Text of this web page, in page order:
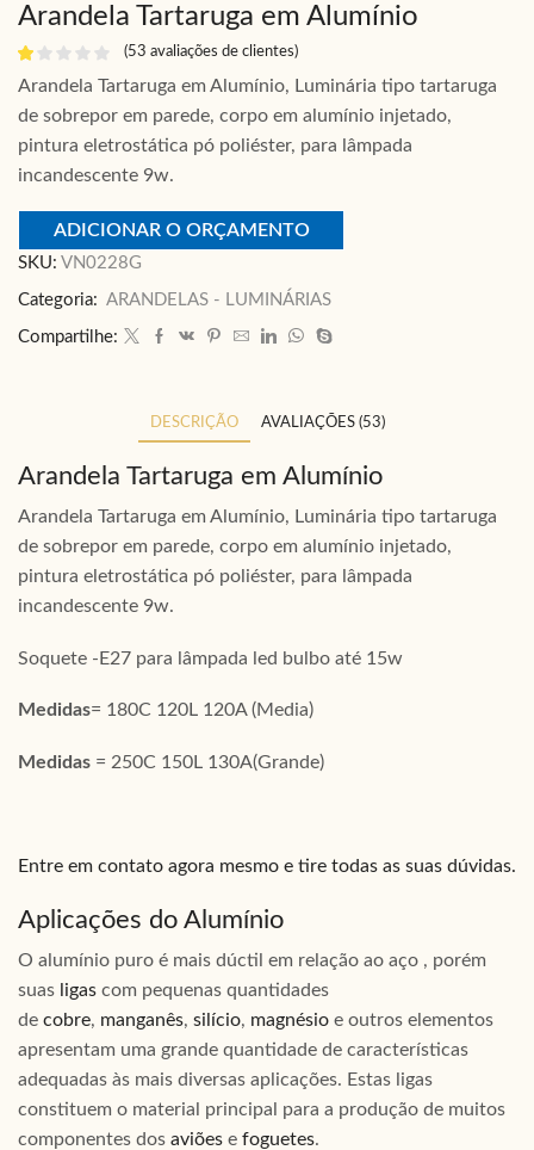
Arandela Tartaruga em Alumínio
(53 avaliações de clientes)
Arandela Tartaruga em Alumínio, Luminária tipo tartaruga
de sobrepor em parede, corpo em alumínio injetado,
pintura eletrostática pó poliéster, para lâmpada
incandescente 9w.
ADICIONAR O ORÇAMENTO
SKU: VN0228G
Categoria: ARANDELAS - LUMINÁRIAS
Compartilhe:
DESCRIÇÃO AVALIAÇÕES (53)
Arandela Tartaruga em Alumínio
Arandela Tartaruga em Alumínio, Luminária tipo tartaruga
de sobrepor em parede, corpo em alumínio injetado,
pintura eletrostática pó poliéster, para lâmpada
incandescente 9w.
Soquete -E27 para lâmpada led bulbo até 15w
Medidas= 180C 120L 120A (Media)
Medidas = 250C 150L 130A(Grande)
Entre em contato agora mesmo e tire todas as suas dúvidas.
Aplicações do Alumínio
O alumínio puro é mais dúctil em relação ao aço , porém
suas ligas com pequenas quantidades
de cobre, manganês, silício, magnésio e outros elementos
apresentam uma grande quantidade de características
adequadas às mais diversas aplicações. Estas ligas
constituem o material principal para a produção de muitos
componentes dos aviões e foguetes.